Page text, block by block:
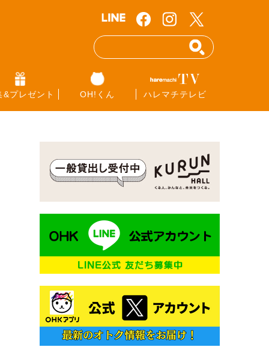
&プレゼント OH!くん ハレマチテレビ